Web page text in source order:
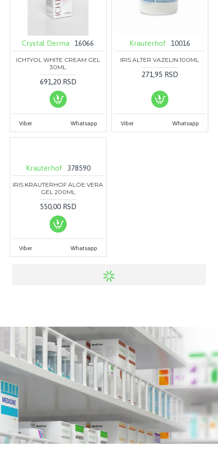
Crystal Derma 16066
ICHTYOL WHITE CREAM GEL
30ML
691,20 RSD
Viber Whatsapp
Krauterhof 10016
IRIS ALTER VAZELIN 100ML
271,95 RSD
Viber Whatsapp
Krauterhof 378590
IRIS KRAUTERHOF ALOE VERA
GEL 200ML
550,00 RSD
Viber Whatsapp